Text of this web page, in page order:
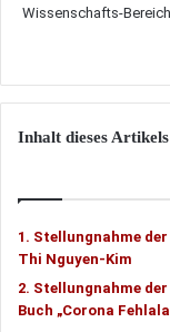
Wissenschafts-
Inhalt dieses Artikels
Stellungnahme
Thi Nguyen-Kim
Stellungnahme
Buch „Corona